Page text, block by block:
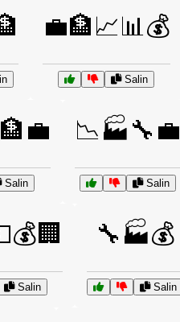
💼🏦📈📊💰
Salin
Salin
📉🏭🔧💼
Salin
Salin
🔧🏭💰
Salin